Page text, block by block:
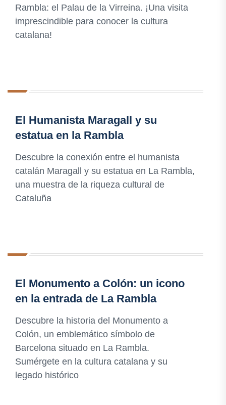
Rambla: el Palau de la Virreina. ¡Una visita
imprescindible para conocer la cultura
catalana!
El Humanista Maragall y su
estatua en la Rambla
Descubre la conexión entre el humanista
catalán Maragall y su estatua en La Rambla,
una muestra de la riqueza cultural de
Cataluña
El Monumento a Colón: un icono
en la entrada de La Rambla
Descubre la historia del Monumento a
Colón, un emblemático símbolo de
Barcelona situado en La Rambla.
Sumérgete en la cultura catalana y su
legado histórico